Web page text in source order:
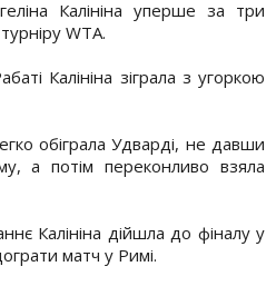
Калініна уперше за три
WTA.
Калініна зіграла з угоркою
обіграла Удварді, не давши
а потім переконливо взяла
Калініна дійшла до фіналу у
матч у Римі.